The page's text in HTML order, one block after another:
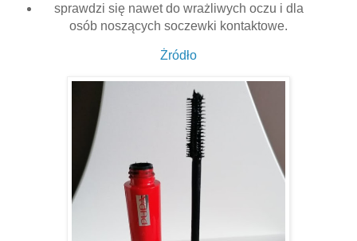
sprawdzi się nawet do wrażliwych oczu i dla
osób noszących soczewki kontaktowe.
Żródło